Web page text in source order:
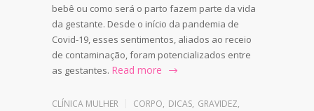
bebê ou como será o parto fazem parte da vida
da gestante. Desde o início da pandemia de
Covid-19, esses sentimentos, aliados ao receio
de contaminação, foram potencializados entre
as gestantes. Read more
CLÍNICA MULHER CORPO, DICAS, GRAVIDEZ,